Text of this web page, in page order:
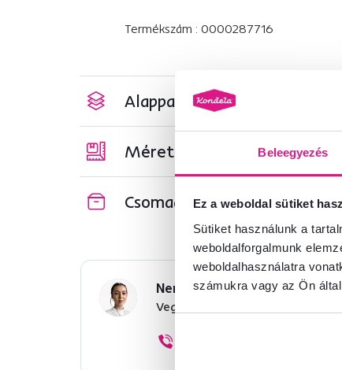
Beleegyezés
Ez a weboldal sütiket
Sütiket használunk a
weboldalforgalmunk
weboldalhasználatra
számukra vagy az Ön
Termékszám : 0000287716
Alapparaméterek
Méretek és specifikációk
Csomagolási információk
Nem találta meg a
Vegye fel velünk a kapcsolatot,